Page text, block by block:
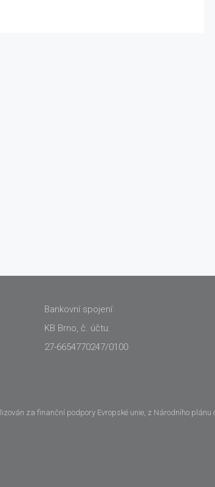
Bankovní spojení:
KB Brno, č. účtu:
27-6654770247/0100
za finanční podpory Evropské unie, z Národního plánu